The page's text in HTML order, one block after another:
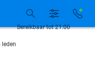
beschikbaar
leden
Bereikbaar tot 21:00